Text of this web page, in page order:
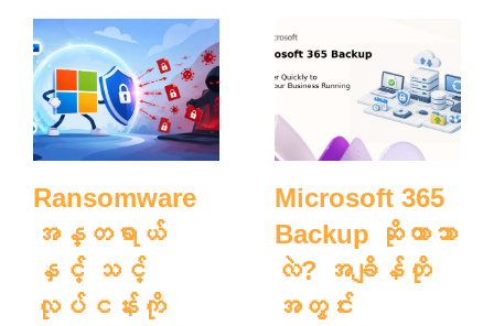
Ransomware
အန္တရာယ်
နှင့် သင့်
လုပ်ငန်းကို
Microsoft 365
Backup ဆိုတာဘာ
လဲ? အချိန်တို
အတွင်း